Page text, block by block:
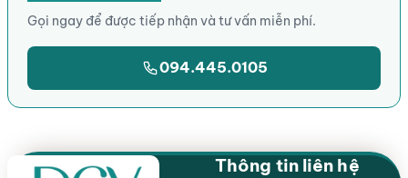
Gọi ngay để được tiếp nhận và tư vấn miễn phí.
094.445.0105
Thông tin liên hệ